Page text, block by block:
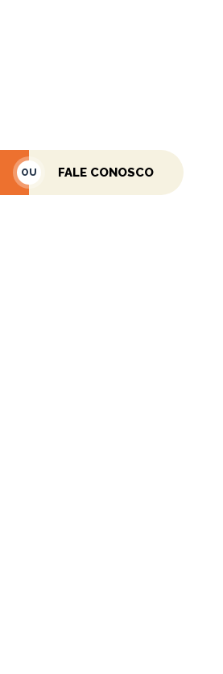
OU FALE CONOSCO